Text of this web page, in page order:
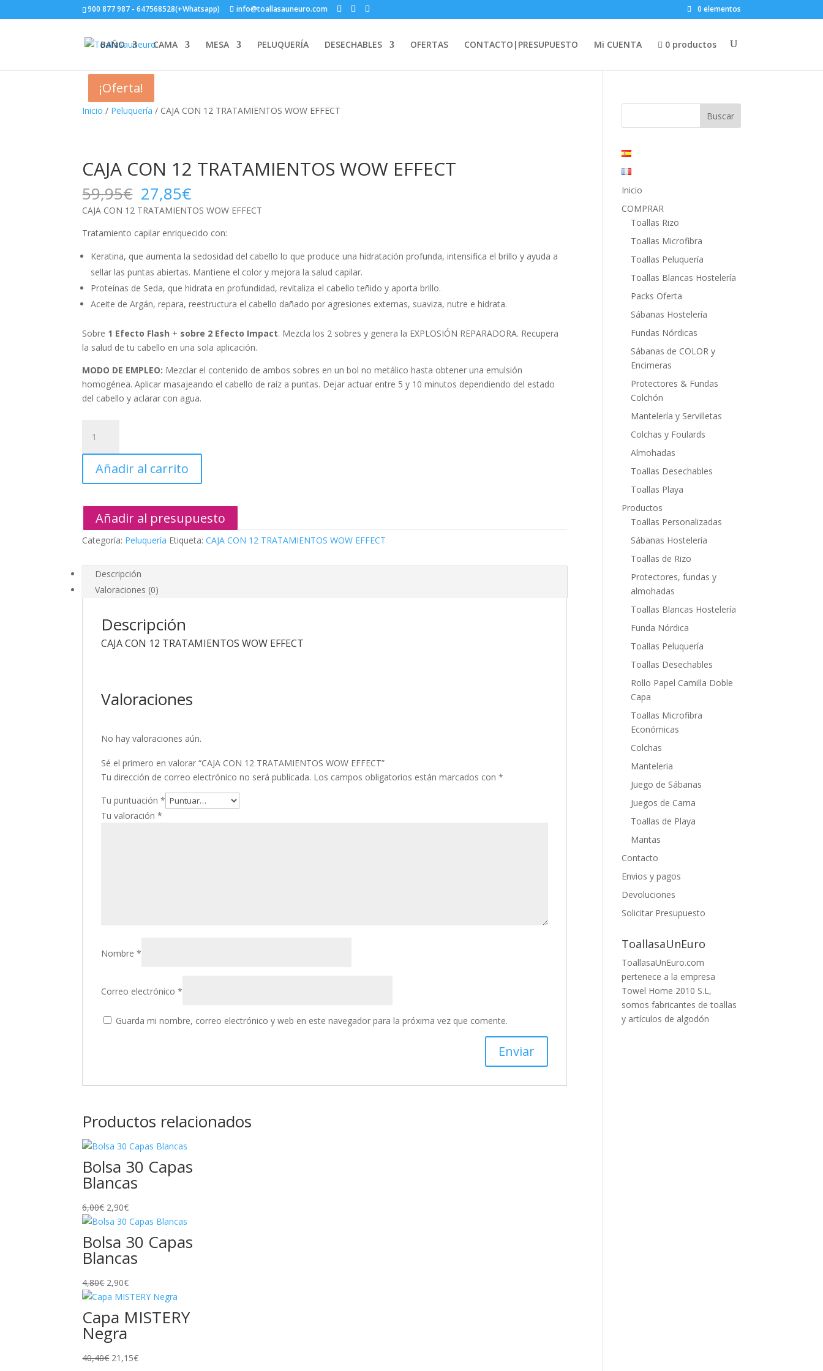
900 877 987 - 647568528(+Whatsapp) info@toallasauneuro.com 0 elementos
BAÑO CAMA MESA PELUQUERÍA DESECHABLES OFERTAS CONTACTO|PRESUPUESTO Mi CUENTA 0 productos
Inicio / Peluquería / CAJA CON 12 TRATAMIENTOS WOW EFFECT
¡Oferta!
CAJA CON 12 TRATAMIENTOS WOW EFFECT
59,95€ El
precio
original
era:
59,95€.
27,85€El
precio
actual
es:
27,85€.
CAJA CON 12 TRATAMIENTOS WOW EFFECT
Tratamiento capilar enriquecido con:
Keratina, que aumenta la sedosidad del cabello lo que produce una hidratación profunda, intensifica el brillo y ayuda a
sellar las puntas abiertas. Mantiene el color y mejora la salud capilar.
Proteínas de Seda, que hidrata en profundidad, revitaliza el cabello teñido y aporta brillo.
Aceite de Argán, repara, reestructura el cabello dañado por agresiones externas, suaviza, nutre e hidrata.
Sobre 1 Efecto Flash + sobre 2 Efecto Impact. Mezcla los 2 sobres y genera la EXPLOSIÓN REPARADORA. Recupera
la salud de tu cabello en una sola aplicación.
MODO DE EMPLEO: Mezclar el contenido de ambos sobres en un bol no metálico hasta obtener una emulsión
homogénea. Aplicar masajeando el cabello de raíz a puntas. Dejar actuar entre 5 y 10 minutos dependiendo del estado
del cabello y aclarar con agua.
CON
12
TRATAMIENTOS
WOW
cantidad
Añadir al carrito
Añadir al presupuesto
Categoría: Peluquería Etiqueta:CAJA CON 12 TRATAMIENTOS WOW EFFECT
Descripción
Valoraciones (0)
Descripción
CAJA CON 12 TRATAMIENTOS WOW EFFECT
Valoraciones
No hay valoraciones aún.
Sé el primero en valorar “CAJA CON 12 TRATAMIENTOS WOW EFFECT”
Tu dirección de correo electrónico no será publicada. Los campos obligatorios están marcados con*
Tu puntuación*
Tu valoración*
Nombre*
Correo electrónico*
Guarda mi nombre, correo electrónico y web en este navegador para la próxima vez que comente.
Productos relacionados
¡Oferta!
Bolsa 30 Capas
Blancas
6,00€ El
precio
original
era:
6,00€.
2,90€El
precio
actual
es:
2,90€.
¡Oferta!
Bolsa 30 Capas
Blancas
4,80€ El
precio
original
era:
4,80€.
2,90€El
precio
actual
es:
¡Oferta!
Capa MISTERY
Negra
40,40€ El
21,15€El
Inicio
COMPRAR
Toallas Rizo
Toallas Microfibra
Toallas Peluquería
Toallas Blancas Hostelería
Packs Oferta
Sábanas Hostelería
Fundas Nórdicas
Sábanas de COLOR y
Encimeras
Protectores & Fundas
Colchón
Mantelería y Servilletas
Colchas y Foulards
Almohadas
Toallas Desechables
Toallas Playa
Productos
Toallas Personalizadas
Sábanas Hostelería
Toallas de Rizo
Protectores, fundas y
almohadas
Toallas Blancas Hostelería
Funda Nórdica
Toallas Peluquería
Toallas Desechables
Rollo Papel Camilla Doble
Capa
Toallas Microfibra
Económicas
Colchas
Manteleria
Juego de Sábanas
Juegos de Cama
Toallas de Playa
Mantas
Contacto
Envios y pagos
Devoluciones
Solicitar Presupuesto
ToallasaUnEuro
ToallasaUnEuro.com
pertenece a la empresa
Towel Home 2010 S.L,
somos fabricantes de toallas
y artículos de algodón